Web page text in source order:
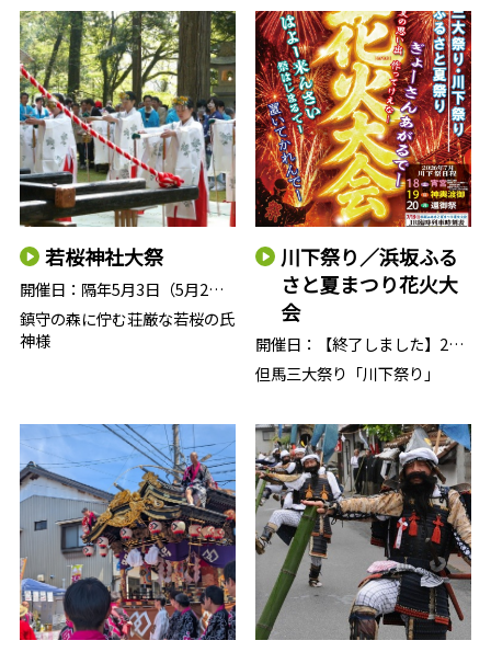
若桜神社大祭
鎮守の森に佇む荘厳な若桜の氏
神様
開催日： 隔年5月3日（5月2日宵祭り）※…
川下祭り／浜坂ふる
さと夏まつり花火大
会
但馬三大祭り「川下祭り」
開催日： 【終了しました】2026年7月18…